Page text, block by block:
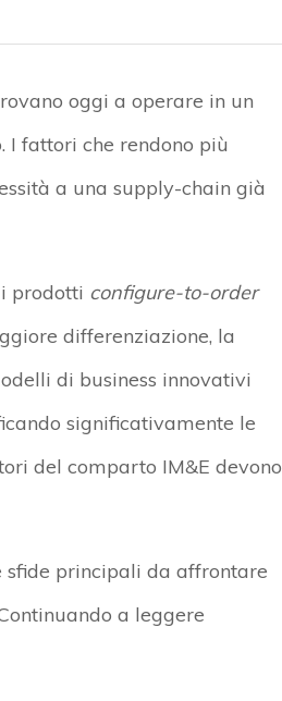
oggi a operare in un
I fattori che rendono più
a una supply-chain già
prodotti configure-to-order
differenziazione, la
di business innovativi
significativamente le
del comparto IM&E devono
sfide principali da affrontare
a leggere